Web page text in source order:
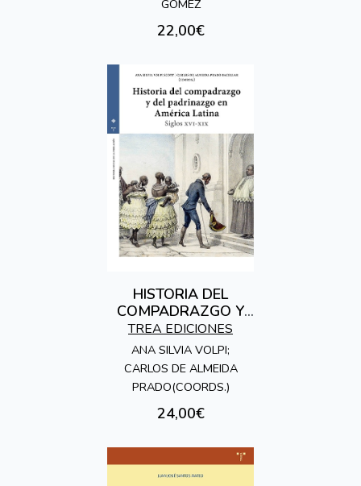
GÓMEZ
22,00€
HISTORIA DEL
COMPADRAZGO Y
DEL PADRINAZGO EN
AMÉRICA LATINA
TREA EDICIONES
ANA SILVIA VOLPI;
CARLOS DE ALMEIDA
PRADO(COORDS.)
24,00€